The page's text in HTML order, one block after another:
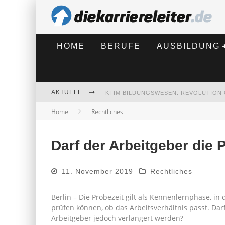
HOME BERUFE AUSBILDUNG
AKTUELL
BEWERBEN 2026: WAS SICH
Home Rechtliches
Darf der Arbeitgeber die
11. November 2019 Rechtliches
Berlin – Die Probezeit gilt als Kennenlernphase,
prüfen können, ob das Arbeitsverhältnis passt.
Arbeitgeber jedoch verlängert werden?